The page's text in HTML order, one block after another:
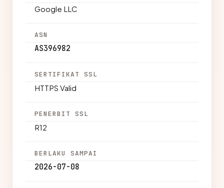
Google LLC
ASN
AS396982
SERTIFIKAT SSL
HTTPS Valid
PENERBIT SSL
R12
BERLAKU SAMPAI
2026-07-08